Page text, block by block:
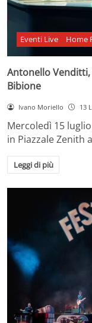
Eventi Live Home
Antonello
Bibione
Ivano Moriello 13
Mercoledì 15
in Piazzale Zenith
Leggi di più